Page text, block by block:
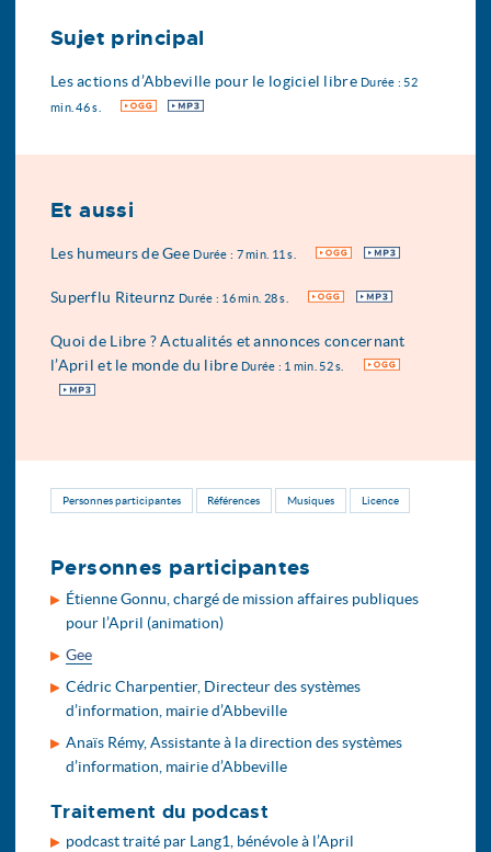
Sujet principal
Les actions d’Abbeville pour le logiciel libre Durée : 52
min. 46 s.
OGG MP3
Et aussi
Les humeurs de Gee Durée : 7 min. 11 s. OGG MP3
Superflu Riteurnz Durée : 16 min. 28 s. OGG MP3
Quoi de Libre ? Actualités et annonces concernant
l’April et le monde du libre Durée : 1 min. 52 s. OGG
MP3
Personnes participantes Références Musiques Licence
Personnes participantes
Étienne Gonnu, chargé de mission affaires publiques
pour l’April (animation)
Gee
Cédric Charpentier, Directeur des systèmes
d’information, mairie d’Abbeville
Anaïs Rémy, Assistante à la direction des systèmes
d’information, mairie d’Abbeville
Traitement du podcast
podcast traité par Lang1, bénévole à l’April